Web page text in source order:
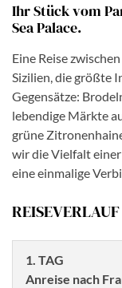
Ihr Stück vom
Sea Palace.
Eine Reise
Sizilien, die größte
Gegensätze:
lebendige Märkte
grüne
wir die Vielfalt
eine einmalige
REISEVERLAUF
1. TAG
Anreise nach